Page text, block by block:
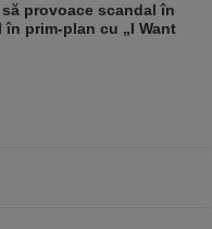
provoace scandal în
în prim-plan cu „I Want